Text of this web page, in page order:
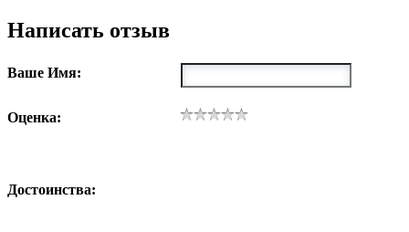
Написать отзыв
Ваше Имя:
Оценка:
Достоинства: